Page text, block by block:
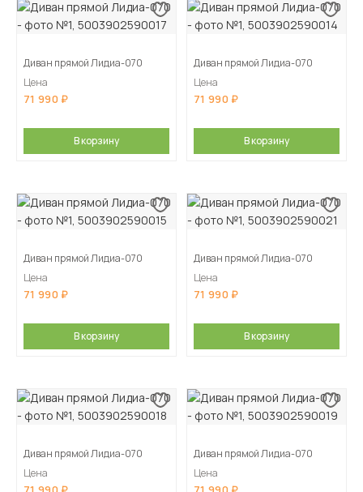
Диван прямой Лидиа-070
Цена
71 990
В корзину
Диван прямой Лидиа-070
Цена
71 990
В корзину
Диван прямой Лидиа-070
Цена
71 990
В корзину
Диван прямой Лидиа-070
Цена
71 990
В корзину
Диван прямой Лидиа-070
Цена
Диван прямой Лидиа-070
Цена